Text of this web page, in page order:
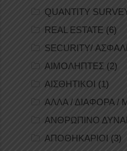
QUANTITY
REAL ESTATE (6)
SECURITY/
ΑΙΜΟΛΗΠΤΕΣ (2)
ΑΙΣΘΗΤΙΚΟΙ (1)
ΑΛΛΑ / ΔΙΑΦΟΡΑ
ΑΝΘΡΩΠΙΝΟ
ΑΠΟΘΗΚΑΡΙΟΙ (3)